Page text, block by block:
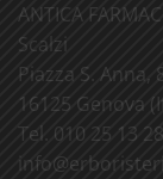
ANTICA
Scalzi
Piazza S. Anna,
16125 Genova
Tel. 010 25 13
info@